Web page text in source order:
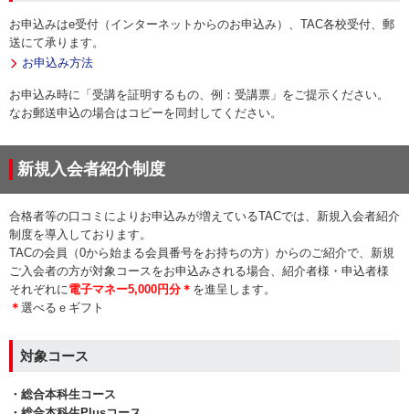
お申込みはe受付（インターネットからのお申込み）、TAC各校受付、郵
送にて承ります。
お申込み方法
お申込み時に「受講を証明するもの、例：受講票」をご提示ください。
なお郵送申込の場合はコピーを同封してください。
新規入会者紹介制度
合格者等の口コミによりお申込みが増えているTACでは、新規入会者紹介
制度を導入しております。
TACの会員（0から始まる会員番号をお持ちの方）からのご紹介で、新規
ご入会者の方が対象コースをお申込みされる場合、紹介者様・申込者様
それぞれに電子マネー5,000円分＊ を進呈します。
＊ 選べるｅギフト
対象コース
・総合本科生コース